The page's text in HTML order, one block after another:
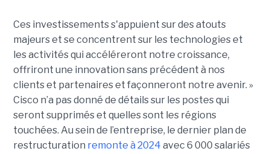
Ces investissements s'appuient sur des atouts
majeurs et se concentrent sur les technologies et
les activités qui accéléreront notre croissance,
offriront une innovation sans précédent à nos
clients et partenaires et façonneront notre avenir. »
Cisco n’a pas donné de détails sur les postes qui
seront supprimés et quelles sont les régions
touchées. Au sein de l’entreprise, le dernier plan de
restructuration remonte à 2024 avec 6 000 salariés